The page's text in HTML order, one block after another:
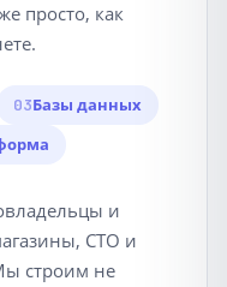
просто, как
03Базы данных
и
СТО и
строим не